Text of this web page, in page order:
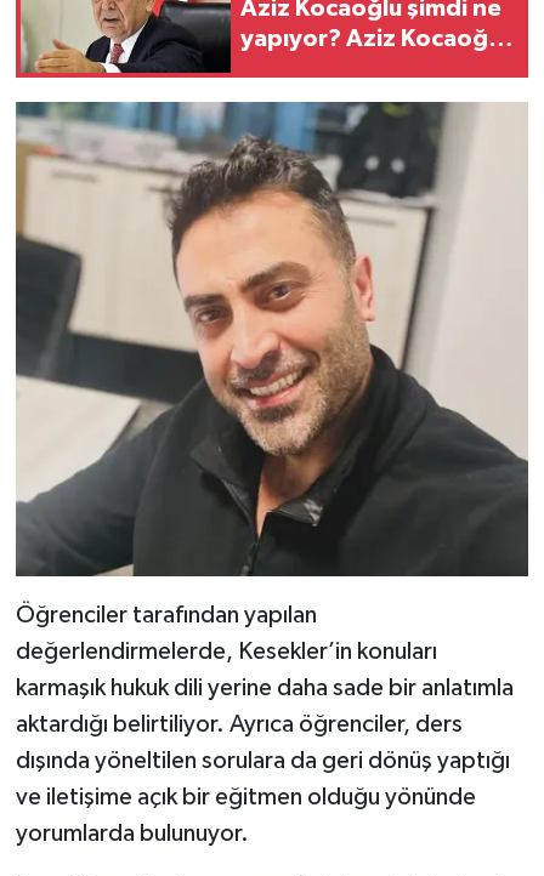
Aziz Kocaoğlu şimdi ne
yapıyor? Aziz Kocaoğlu
Öğrenciler tarafından yapılan
değerlendirmelerde, Kesekler’in konuları
karmaşık hukuk dili yerine daha sade bir anlatımla
aktardığı belirtiliyor. Ayrıca öğrenciler, ders
dışında yöneltilen sorulara da geri dönüş yaptığı
ve iletişime açık bir eğitmen olduğu yönünde
yorumlarda bulunuyor.